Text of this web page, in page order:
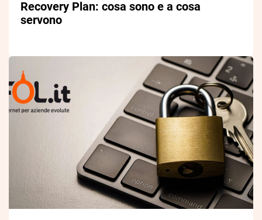
Recovery Plan: cosa sono e a cosa
servono